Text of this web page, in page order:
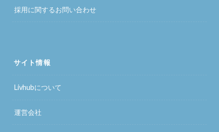
採用に関するお問い合わせ
サイト情報
Livhubについて
運営会社